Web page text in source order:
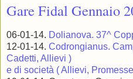
Gare Fidal Gennaio
06-01-14. Dolianova. 37^
12-01-14. Codrongianus.
Cadetti, Allievi )
e di società ( Allievi,